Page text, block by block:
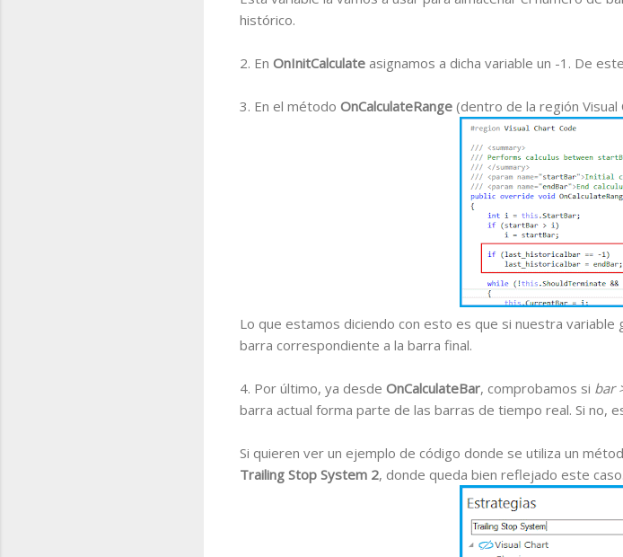
histórico.
2. En OnInitCalculate asignamos a dicha variable un -1. De
3. En el método OnCalculateRange (dentro de la región
Lo que estamos diciendo con esto es que si nuestra variable
barra correspondiente a la barra final.
4. Por último, ya desde OnCalculateBar, comprobamos si bar
barra actual forma parte de las barras de tiempo real. Si no,
Si quieren ver un ejemplo de código donde se utiliza un
Trailing Stop System 2, donde queda bien reflejado este caso.